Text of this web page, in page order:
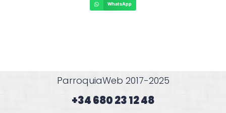
WhatsApp
ParroquiaWeb 2017-2025
+34 680 23 12 48​